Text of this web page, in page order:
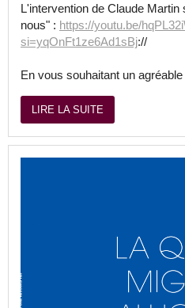
L'intervention de Claude
nous" : https://youtu.be/
si=yqOnFt1ze6Ad1sBj://
En vous souhaitant un
LIRE LA SUITE